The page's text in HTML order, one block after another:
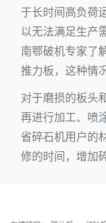
于长时间高负荷
以无法满足生产
南鄂破机专家了
推力板，这种情
对于磨损的板头
再进行加工、喷
省碎石机用户的
修的时间，增加